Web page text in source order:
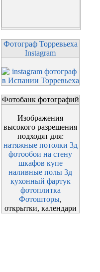
Фотограф Торревьеха
Instagram
Фотобанк фотографий
Изображения
высокого разрешения
подходят для:
натяжные потолки 3д
фотообои на стену
шкафов купе
наливные полы 3д
кухонный фартук
фотоплитка
Фотошторы,
открытки, календари